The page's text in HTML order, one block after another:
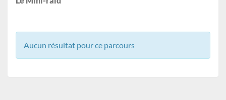
Aucun résultat pour ce parcours